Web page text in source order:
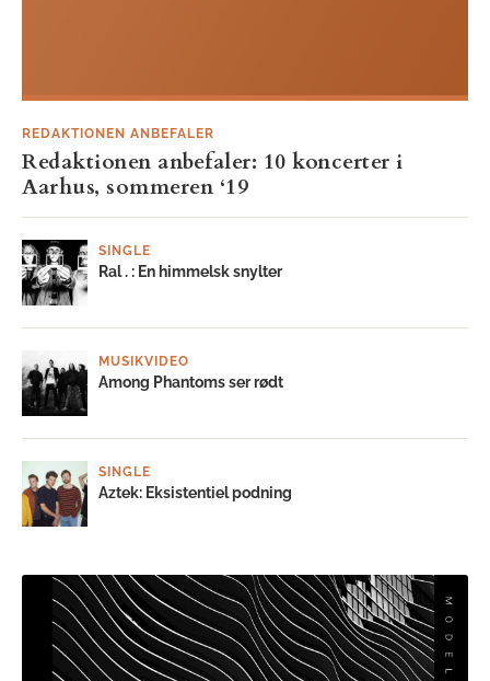
REDAKTIONEN ANBEFALER
Redaktionen anbefaler: 10 koncerter i
Aarhus, sommeren ‘19
SINGLE
Ral . : En himmelsk snylter
MUSIKVIDEO
Among Phantoms ser rødt
SINGLE
Aztek: Eksistentiel podning